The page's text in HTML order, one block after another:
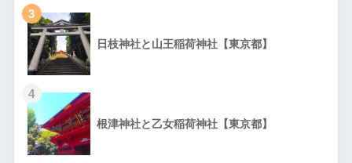
3
日枝神社と山王稲荷神社【東京都】
4
根津神社と乙女稲荷神社【東京都】